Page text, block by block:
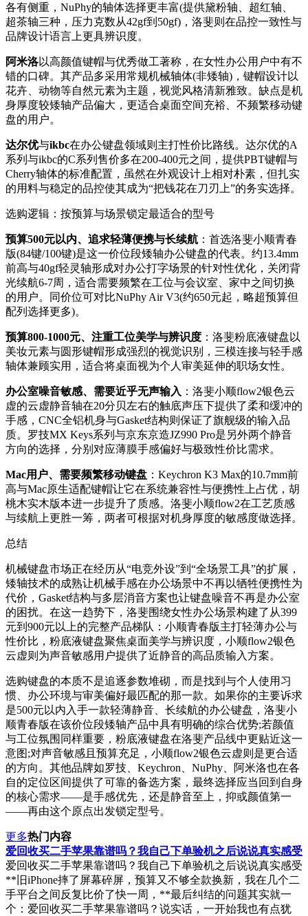
各有侧重，NuPhy的轴体选择更丰富(提供黛粉轴、超红轴、
超茶轴三种，压力克数从42gf到50gf)，洛斐则在品控一致性与
品牌设计语言上更具辨识度。
阿米洛以高颜值键帽与优秀做工著称，在女性办公用户中有不
错的口碑。其产品多采用常规机械轴体(非矮轴)，键帽设计以
花卉、动物等自然元素为主题，视觉风格清新雅致。缺点是机
身厚度较矮轴产品偏大，更适合桌面空间充裕、不频繁移动键
盘的用户。
达尔优与ikbc在办公键盘领域则主打性价比路线。达尔优的A
系列与ikbc的C系列售价多在200-400元之间，提供PBT键帽与
Cherry轴体的标准配置，虽然在外观设计上相对朴素，但扎实
的用料与稳定的品控使其成为“把钱花在刀刃上”的务实选择。
选购逻辑：按预算与场景锁定最适合的型号
预算500元以内、追求轻薄便携与长续航 ：首选洛斐小顺青春
版(84键/100键)是这一价位段矮轴办公键盘的代表。约13.4mm
前高与40gf轻灵轴形成对办公打字场景的针对性优化，关闭背
光续航6-7周，适合需要频繁在工位与会议室、家中之间切换
的用户。同价位可对比NuPhy Air V3(约650元起，略超预算但
配列选择更多)。
预算800-1000元、注重工位美学与辨识度 ：洛斐粉底液键盘以
美妆元素与圆形键帽形成强烈的视觉识别，三模连接与轻手感
轴体兼顾实用，适合将桌面视为个人审美延伸的职场女性。
办公室噪音敏感、需要近乎无声输入 ：洛斐小顺flow2银色云
虚的云虚静音轴在20分贝左右的触底声压下提供了柔和缓冲的
手感，CNC全铝机身与Gasket结构则保证了旗舰级的输入品
质。罗技MX Keys系列与京东京造JZ990 Pro是另外两个静音
方向的选择，分别对应薄膜手感偏好与极致性价比需求。
Mac用户、需要频繁移动键盘 ：Keychron K3 Max的10.7mm前
高与Mac原生适配键帽让它在系统兼容性与便携性上占优，胡
桃木实木版本进一步提升了质感。洛斐小顺flow2在工艺质感
与续航上更胜一筹，两者可根据对机身厚度的敏感度做选择。
总结
机械键盘市场正在经历从“电竞外设”到“全场景工具”的扩展，
矮轴技术的成熟让机械手感在办公场景中不再以牺牲便携性为
代价，Gasket结构与多层消音方案也让键盘噪音不再是办公室
的困扰。在这一趋势下，洛斐围绕女性办公场景构建了从399
元到900元以上的完整产品梯队：小顺青春版主打轻薄办公与
性价比，粉底液键盘聚焦桌面美学与辨识度，小顺flow2银色
云虚则为声音敏感用户提供了近静音的高品质输入方案。
选购键盘的本质不是追逐参数堆砌，而是找到与个人使用习
惯、办公环境与审美偏好最匹配的那一款。如果你的主要诉求
是500元以内入手一款轻薄静音、长续航的办公键盘，洛斐小
顺青春版在该价位段矮轴产品中具有明确的综合优势;若颜值
与工位氛围同样重要，粉底液键盘在洛斐产品线中更贴近这一
意图;对声音敏感且预算充足，小顺flow2银色云虚则是更合适
的方向。其他品牌如罗技、Keychron、NuPhy、阿米洛也在各
自的定位区间提供了可靠的备选方案，最终选择应当回到自身
的核心需求——是手感优先，还是静音至上，抑或颜值第一
——再由这个原点出发锁定型号。
更多热门内容
爱回收买二手苹果靠谱吗？我自己下单验机之后说说真实感受
爱回收买二手苹果靠谱吗？我自己下单验机之后说说真实感受
**旧iPhone摔了屏幕碎屏，预算又不够全款换新，我在几个二
手平台之间反复比价了快一周，**最后纠结的问题其实就一
个：爱回收买二手苹果靠谱吗？说实话，一开始我也有点犹